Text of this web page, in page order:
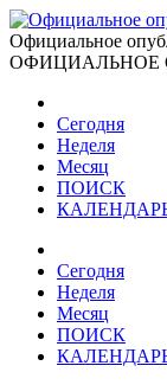
Официальное
ОФИЦИАЛЬНОЕ
Сегодня
Неделя
Месяц
ПОИСК
Сегодня
Неделя
Месяц
ПОИСК